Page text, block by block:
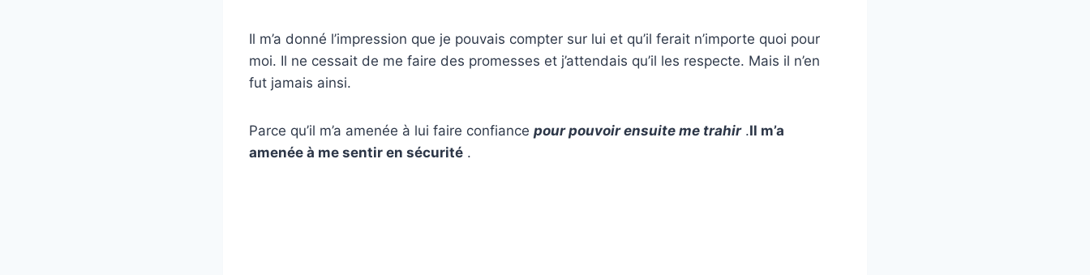
Il m’a donné l’impression que je pouvais compter sur lui et qu’il ferait n’importe quoi pour
moi. Il ne cessait de me faire des promesses et j’attendais qu’il les respecte. Mais il n’en
fut jamais ainsi.
Parce qu’il m’a amenée à lui faire confiance pour pouvoir ensuite me trahir.Il m’a
amenée à me sentir en sécurité .